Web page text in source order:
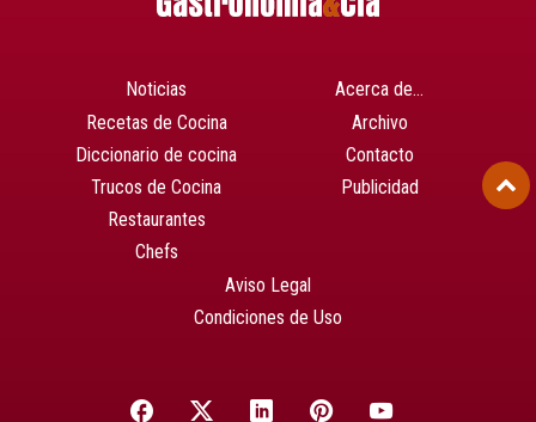
Noticias
Recetas de Cocina
Diccionario de cocina
Trucos de Cocina
Restaurantes
Chefs
Acerca de…
Archivo
Contacto
Publicidad
Aviso Legal
Condiciones de Uso